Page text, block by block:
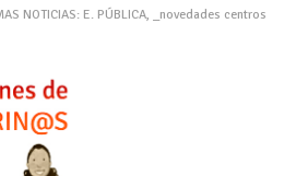
NOTICIAS: E. PÚBLICA, _novedades centros